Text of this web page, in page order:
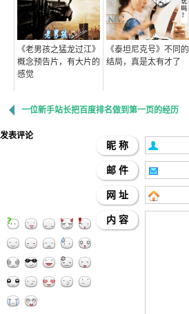
《老男孩之猛龙过江》
概念预告片，有大片的
感觉
《泰坦尼克号》不同的
结局，真是太有才了
一位新手站长把百度排名做到第一页的经历
发表评论
昵 称
邮 件
网 址
内 容